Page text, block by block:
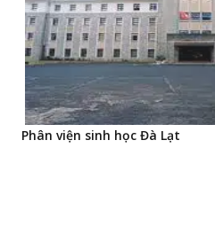
Phân viện sinh học Đà Lạt